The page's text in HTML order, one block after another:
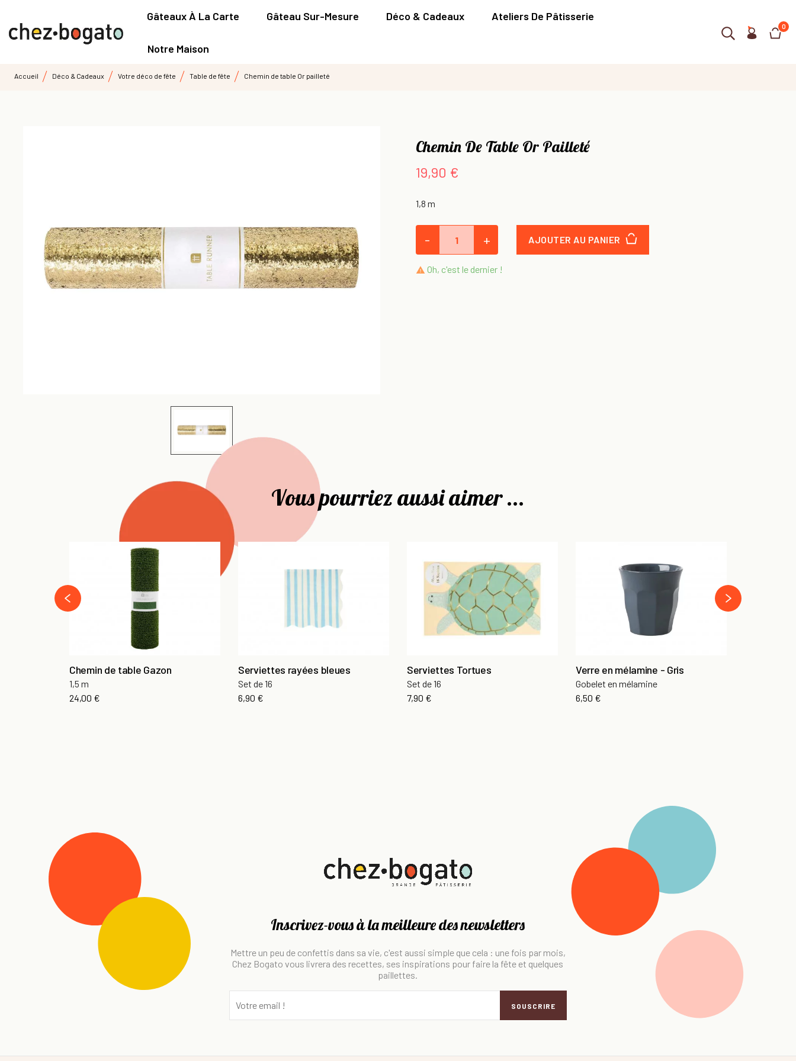
Gâteaux À La Carte Gâteau Sur-Mesure Déco & Cadeaux Ateliers De Pâtisserie
Notre Maison
0
Accueil Déco & Cadeaux Votre déco de fête Table de fête Chemin de table Or pailleté
Chemin De Table Or Pailleté
19,90 €
1,8 m
- + AJOUTER AU PANIER
 Oh, c'est le dernier !
Vous pourriez aussi aimer ...
Chemin de table Gazon
1,5 m
24,00 €
Serviettes rayées bleues
Set de 16
6,90 €
Serviettes Tortues
Set de 16
7,90 €
Verre en mélamine - Gris
Gobelet en mélamine
6,50 €
‹
›
Inscrivez-vous à la meilleure des newsletters
Mettre un peu de confettis dans sa vie, c'est aussi simple que cela : une fois par mois,
Chez Bogato vous livrera des recettes, ses inspirations pour faire la fête et quelques
paillettes.
SOUSCRIRE